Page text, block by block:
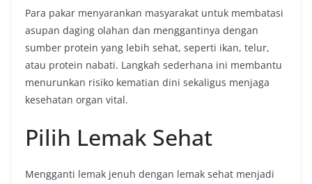
Para pakar menyarankan masyarakat untuk membatasi
asupan daging olahan dan menggantinya dengan
sumber protein yang lebih sehat, seperti ikan, telur,
atau protein nabati. Langkah sederhana ini membantu
menurunkan risiko kematian dini sekaligus menjaga
kesehatan organ vital.
Pilih Lemak Sehat
Mengganti lemak jenuh dengan lemak sehat menjadi